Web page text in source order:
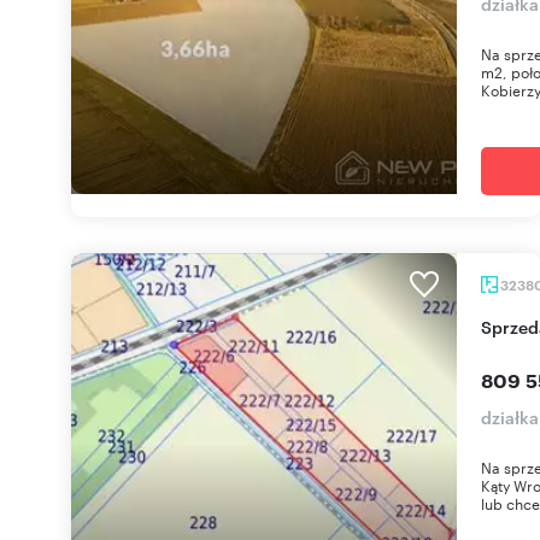
Na
m2,
809
Na
Kąty
lub